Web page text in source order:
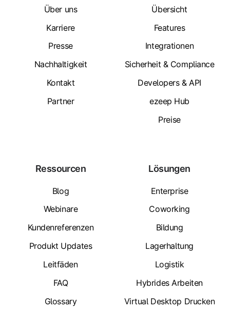
Über uns
Karriere
Presse
Nachhaltigkeit
Kontakt
Partner
Übersicht
Features
Integrationen
Sicherheit & Compliance
Developers & API
ezeep Hub
Preise
Ressourcen
Blog
Webinare
Kundenreferenzen
Produkt Updates
Leitfäden
FAQ
Glossary
Lösungen
Enterprise
Coworking
Bildung
Lagerhaltung
Logistik
Hybrides Arbeiten
Virtual Desktop Drucken